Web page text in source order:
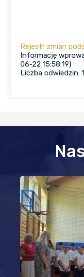
Rejestr zmian
Informację
06-22 15:58:19)
Liczba odwiedzin: